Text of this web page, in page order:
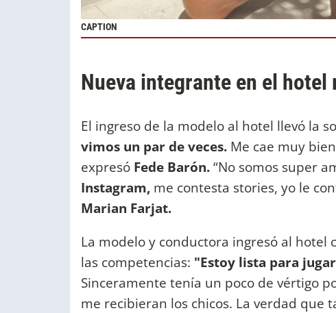
CAPTION
Nueva integrante en el
El ingreso de la modelo al hotel llevó la
vimos un par de veces. Me cae muy
expresó Fede Barón.“No somos super
Instagram, me contesta stories, yo le
Marian Farjat.
La modelo y conductora ingresó al hotel
las competencias: "Estoy lista para
Sinceramente tenía un poco de vértigo
me recibieran los chicos. La verdad que